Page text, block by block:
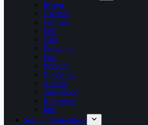
Rügen
Usedom
Fehmarn
Sylt
Föhr
Pellworm
Poel
Borkum
Norderney
Amrum
Spiekeroog
Hiddensee
Juist
Seen in Deutschland